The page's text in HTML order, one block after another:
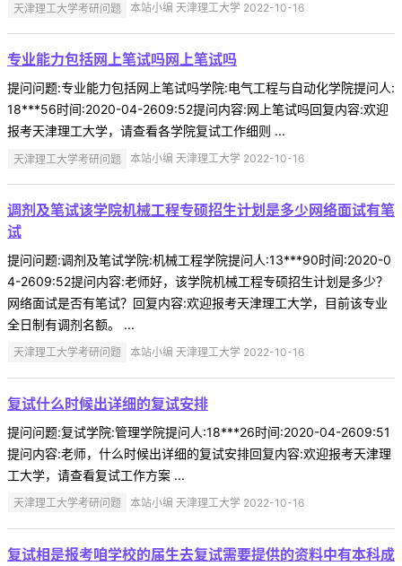
天津理工大学考研问题 本站小编 天津理工大学 2022-10-16
专业能力包括网上笔试吗网上笔试吗
提问问题:专业能力包括网上笔试吗学院:电气工程与自动化学院提问人:
18***56时间:2020-04-2609:52提问内容:网上笔试吗回复内容:欢迎
报考天津理工大学，请查看各学院复试工作细则 ...
天津理工大学考研问题 本站小编 天津理工大学 2022-10-16
调剂及笔试该学院机械工程专硕招生计划是多少网络面试有笔
试
提问问题:调剂及笔试学院:机械工程学院提问人:13***90时间:2020-0
4-2609:52提问内容:老师好，该学院机械工程专硕招生计划是多少？
网络面试是否有笔试？回复内容:欢迎报考天津理工大学，目前该专业
全日制有调剂名额。 ...
天津理工大学考研问题 本站小编 天津理工大学 2022-10-16
复试什么时候出详细的复试安排
提问问题:复试学院:管理学院提问人:18***26时间:2020-04-2609:51
提问内容:老师，什么时候出详细的复试安排回复内容:欢迎报考天津理
工大学，请查看复试工作方案 ...
天津理工大学考研问题 本站小编 天津理工大学 2022-10-16
复试相是报考咱学校的届生去复试需要提供的资料中有本科成